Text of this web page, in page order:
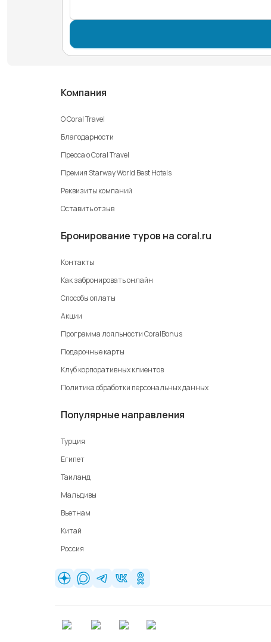
Компания
О Coral Travel
Благодарности
Пресса о Coral Travel
Премия Starway World Best Hotels
Реквизиты компаний
Оставить отзыв
Бронирование туров на coral.ru
Контакты
Как забронировать онлайн
Способы оплаты
Акции
Программа лояльности CoralBonus
Подарочные карты
Клуб корпоративных клиентов
Политика обработки персональных данных
Популярные направления
Турция
Египет
Таиланд
Мальдивы
Вьетнам
Китай
Россия